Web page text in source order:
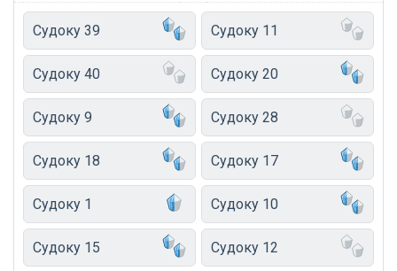
Судоку 39 Судоку 11
Судоку 40 Судоку 20
Судоку 9 Судоку 28
Судоку 18 Судоку 17
Судоку 1 Судоку 10
Судоку 15 Судоку 12